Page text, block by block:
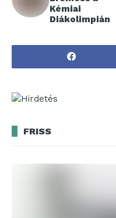
Kémiai
Diákolimpián
FRISS